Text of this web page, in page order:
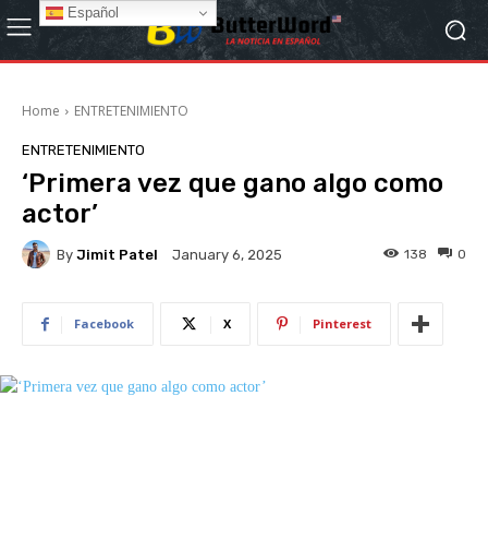
Home ENTRETENIMIENTO
ENTRETENIMIENTO
‘Primera vez que gano algo como
actor’
By Jimit Patel January 6, 2025 0
138
Facebook X Pinterest
Español